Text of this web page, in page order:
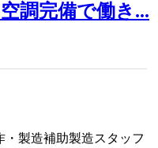
調完備で働き...
製造補助製造スタッフ